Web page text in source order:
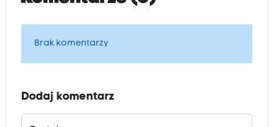
Brak komentarzy
Dodaj komentarz